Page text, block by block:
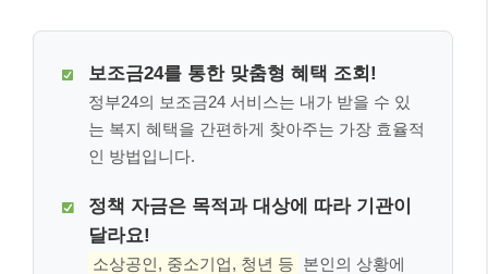
보조금24를 통한 맞춤형 혜택 조회!
정부24의 보조금24 서비스는 내가 받을 수 있
는 복지 혜택을 간편하게 찾아주는 가장 효율적
인 방법입니다.
정책 자금은 목적과 대상에 따라 기관이
달라요!
소상공인, 중소기업, 청년 등 본인의 상황에